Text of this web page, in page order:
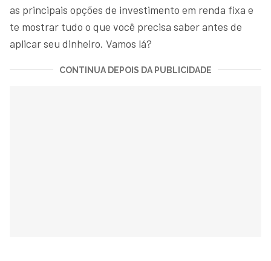
as principais opções de investimento em renda fixa e
te mostrar tudo o que você precisa saber antes de
aplicar seu dinheiro. Vamos lá?
CONTINUA DEPOIS DA PUBLICIDADE